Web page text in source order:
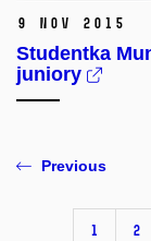
9 Nov 2015
Studentka
juniory
Previous
1 2